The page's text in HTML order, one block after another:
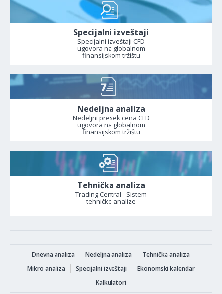
Specijalni izveštaji
Specijalni izveštaji CFD
ugovora na globalnom
finansijskom tržištu
Nedeljna analiza
Nedeljni presek cena CFD
ugovora na globalnom
finansijskom tržištu
Tehnička analiza
Trading Central - Sistem
tehničke analize
Dnevna analiza Nedeljna analiza
Tehnička analiza
Mikro analiza
Specijalni izveštaji
Ekonomski kalendar
Kalkulatori